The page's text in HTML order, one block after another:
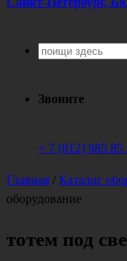
Поиск
Звоните
+ 7 (812) 985 85
Главная / Каталог
оборудование
тотем под